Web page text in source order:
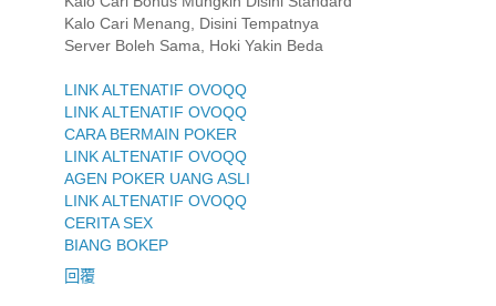
Kalo Cari Menang, Disini Tempatnya
Server Boleh Sama, Hoki Yakin Beda
LINK ALTENATIF OVOQQ
LINK ALTENATIF OVOQQ
CARA BERMAIN POKER
LINK ALTENATIF OVOQQ
AGEN POKER UANG ASLI
LINK ALTENATIF OVOQQ
CERITA SEX
BIANG BOKEP
回覆